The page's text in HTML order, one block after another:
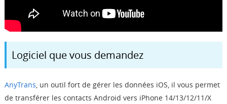
Logiciel que vous demandez
AnyTrans, un outil fort de gérer les données iOS, il vous permet
de transférer les contacts Android vers iPhone 14/13/12/11/X